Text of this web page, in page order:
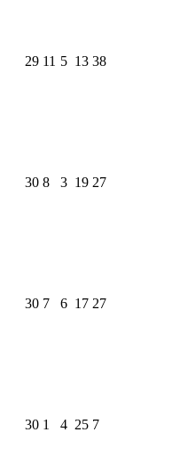
29 11 5 13 38
30 8 3 19 27
30 7 6 17 27
30 1 4 25 7